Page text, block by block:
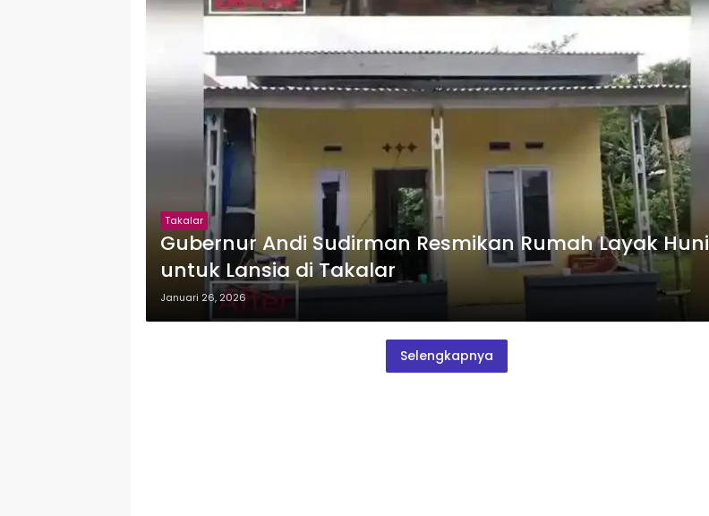
Takalar
Gubernur Andi Sudirman Resmikan Rumah Layak Huni
untuk Lansia di Takalar
Januari 26, 2026
Selengkapnya